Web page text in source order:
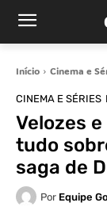
Início Cinema e
CINEMA E SÉRIES
Velozes
tudo
saga de
Por Equipe